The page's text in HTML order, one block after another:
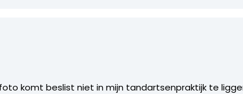
komt beslist niet in mijn tandartsenpraktijk te